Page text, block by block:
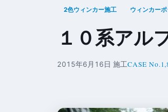
2色ウィンカー施工 ウィンカー
１０系アル
2015年6月16日 施工CASE